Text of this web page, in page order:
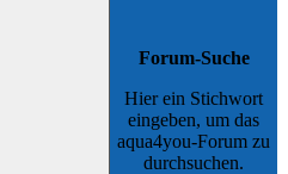
Forum-Suche
Hier ein Stichwort
eingeben, um das
aqua4you-Forum zu
durchsuchen.